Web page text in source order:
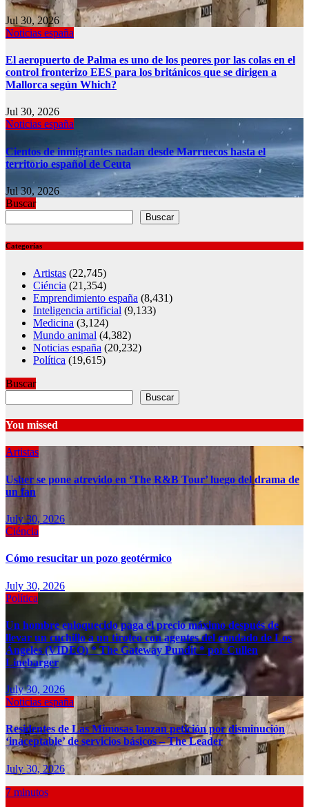
Jul 30, 2026
Noticias españa
El aeropuerto de Palma es uno de los peores por las colas en el
control fronterizo EES para los británicos que se dirigen a
Mallorca según Which?
Jul 30, 2026
Noticias españa
Cientos de inmigrantes nadan desde Marruecos hasta el
territorio español de Ceuta
Jul 30, 2026
Buscar
Buscar
Categorías
Artistas (22,745)
Ciéncia (21,354)
Emprendimiento españa (8,431)
Inteligencia artificial (9,133)
Medicina (3,124)
Mundo animal (4,382)
Noticias españa (20,232)
Política (19,615)
Buscar
Buscar
You missed
Artistas
Usher se pone atrevido en ‘The R&B Tour’ luego del drama de
un fan
July 30, 2026
Ciéncia
Cómo resucitar un pozo geotérmico
July 30, 2026
Política
Un hombre enloquecido paga el precio máximo después de
llevar un cuchillo a un tiroteo con agentes del condado de Los
Ángeles (VIDEO) * The Gateway Pundit * por Cullen
Linebarger
July 30, 2026
Noticias españa
Residentes de Las Mimosas lanzan petición por disminución
‘inaceptable’ de servicios básicos – The Leader
July 30, 2026
7 minutos